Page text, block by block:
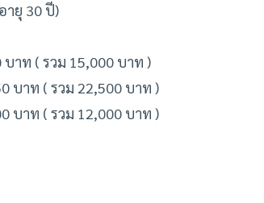
ายุ 30 ปี)
าท ( รวม 15,000 บาท )
บาท ( รวม 22,500 บาท )
บาท ( รวม 12,000 บาท )